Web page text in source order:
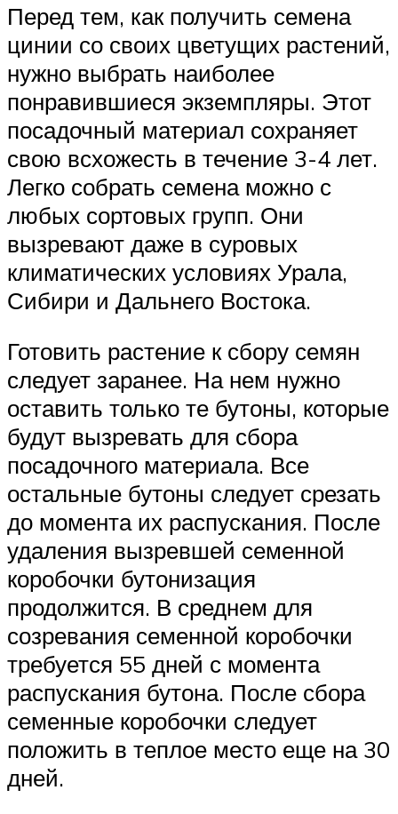
Перед тем, как получить семена
цинии со своих цветущих растений,
нужно выбрать наиболее
понравившиеся экземпляры. Этот
посадочный материал сохраняет
свою всхожесть в течение 3-4 лет.
Легко собрать семена можно с
любых сортовых групп. Они
вызревают даже в суровых
климатических условиях Урала,
Сибири и Дальнего Востока.
Готовить растение к сбору семян
следует заранее. На нем нужно
оставить только те бутоны, которые
будут вызревать для сбора
посадочного материала. Все
остальные бутоны следует срезать
до момента их распускания. После
удаления вызревшей семенной
коробочки бутонизация
продолжится. В среднем для
созревания семенной коробочки
требуется 55 дней с момента
распускания бутона. После сбора
семенные коробочки следует
положить в теплое место еще на 30
дней.